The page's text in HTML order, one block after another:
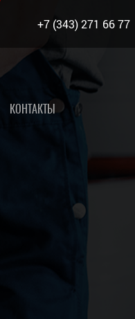
+7 (343) 271 66 77
КОНТАКТЫ